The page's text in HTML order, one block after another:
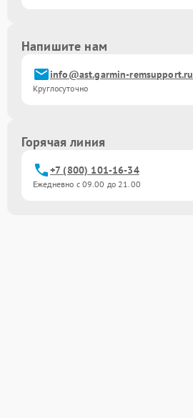
Напишите нам
info@ast.garmin-remsupport.ru
Круглосуточно
Горячая линия
+7 (800) 101-16-34
Ежедневно с 09.00 до 21.00